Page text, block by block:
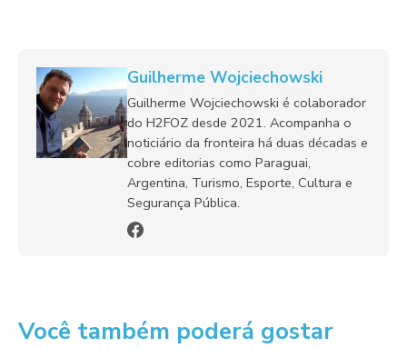
Guilherme Wojciechowski
Guilherme Wojciechowski é colaborador
do H2FOZ desde 2021. Acompanha o
noticiário da fronteira há duas décadas e
cobre editorias como Paraguai,
Argentina, Turismo, Esporte, Cultura e
Segurança Pública.
Você também poderá gostar